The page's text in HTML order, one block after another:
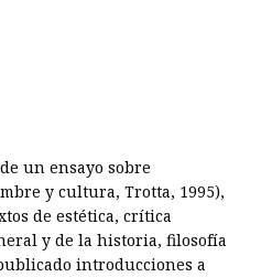
un ensayo sobre
y cultura, Trotta, 1995),
de estética, crítica
y de la historia, filosofía
introducciones a